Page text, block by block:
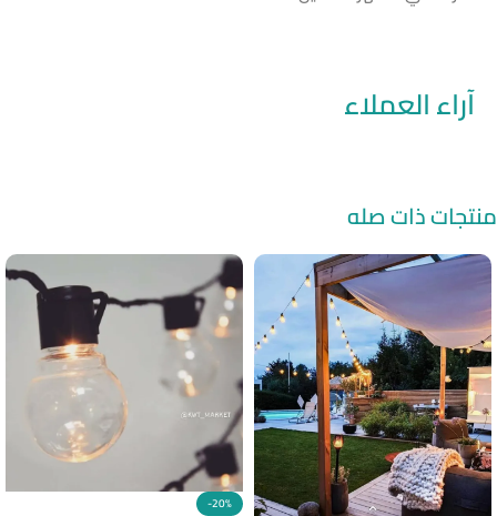
آراء العملاء
منتجات ذات صله
-20%